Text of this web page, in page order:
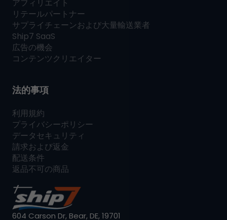
アフィリエイト
リテールパートナー
サプライチェーンおよび大量輸送業者
Ship7 SaaS
広告の機会
コンテンツクリエイター
法的事項
利用規約
プライバシーポリシー
データセキュリティ
請求および返金
配送条件
返品不可の商品
604 Carson Dr, Bear, DE, 19701